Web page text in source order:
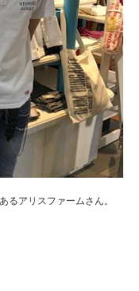
るアリスファームさん。